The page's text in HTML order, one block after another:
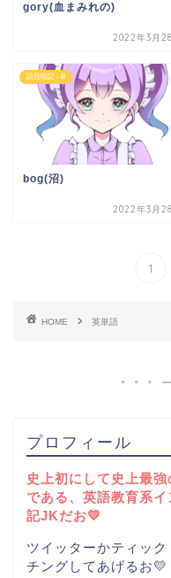
gory(血まみれの)
2022年3月
語呂暗記 - B
bog(沼)
2022年3月
1
HOME 英単語
プロフィール
史上初にして史上最
である、英語教育系
記JKだお💛
ツイッターかティッ
チングしてあげるお💛